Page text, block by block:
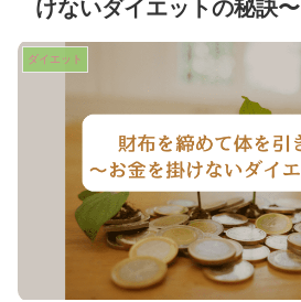
けないダイエットの秘訣〜
ダイエット